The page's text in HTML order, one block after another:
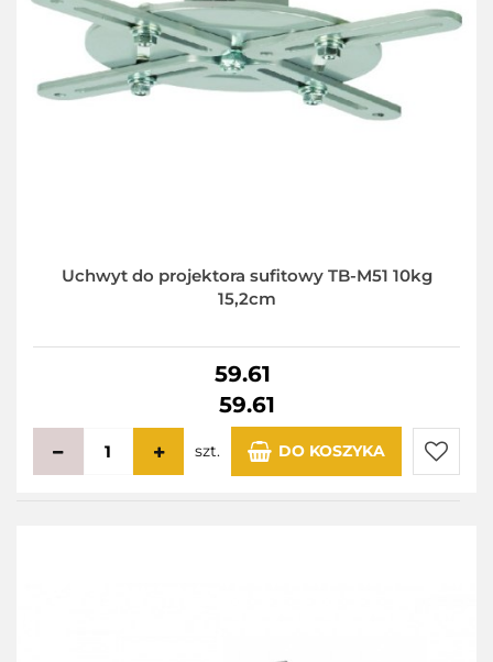
Uchwyt do projektora sufitowy TB-M51 10kg
15,2cm
59.61
59.61
szt. DO KOSZYKA